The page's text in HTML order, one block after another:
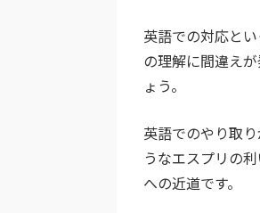
英語での対応と
の理解に間違え
ょう。
英語でのやり取
うなエスプリの
への近道です。